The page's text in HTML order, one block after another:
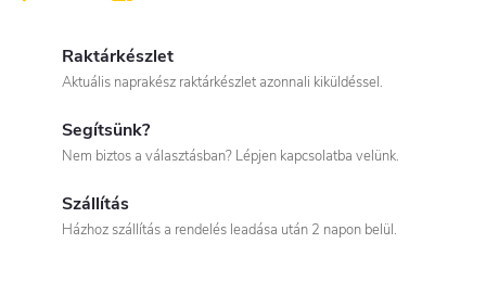
Raktárkészlet
Aktuális naprakész raktárkészlet azonnali kiküldéssel.
Segítsünk?
Nem biztos a választásban? Lépjen kapcsolatba velünk.
Szállítás
Házhoz szállítás a rendelés leadása után 2 napon belül.